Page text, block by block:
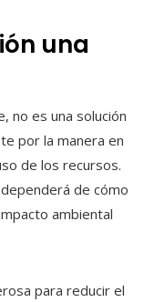
una
no es una solución
por la manera en
de los recursos.
de cómo
ambiental
para reducir el